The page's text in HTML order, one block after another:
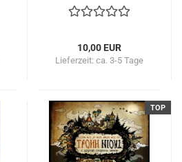
10,00 EUR
Lieferzeit: ca. 3-5 Tage
TOP